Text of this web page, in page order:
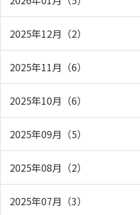
2025年12月（2）
2025年11月（6）
2025年10月（6）
2025年09月（5）
2025年08月（2）
2025年07月（3）